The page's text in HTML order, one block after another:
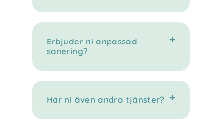
Erbjuder ni anpassad
sanering?
Har ni även andra tjänster?